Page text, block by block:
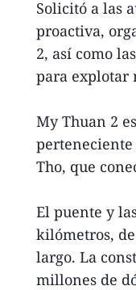
Solicitó a las
proactiva,
2, así como
para explotar
My Thuan 2
perteneciente
Tho, que
El puente y
kilómetros,
largo. La
millones de